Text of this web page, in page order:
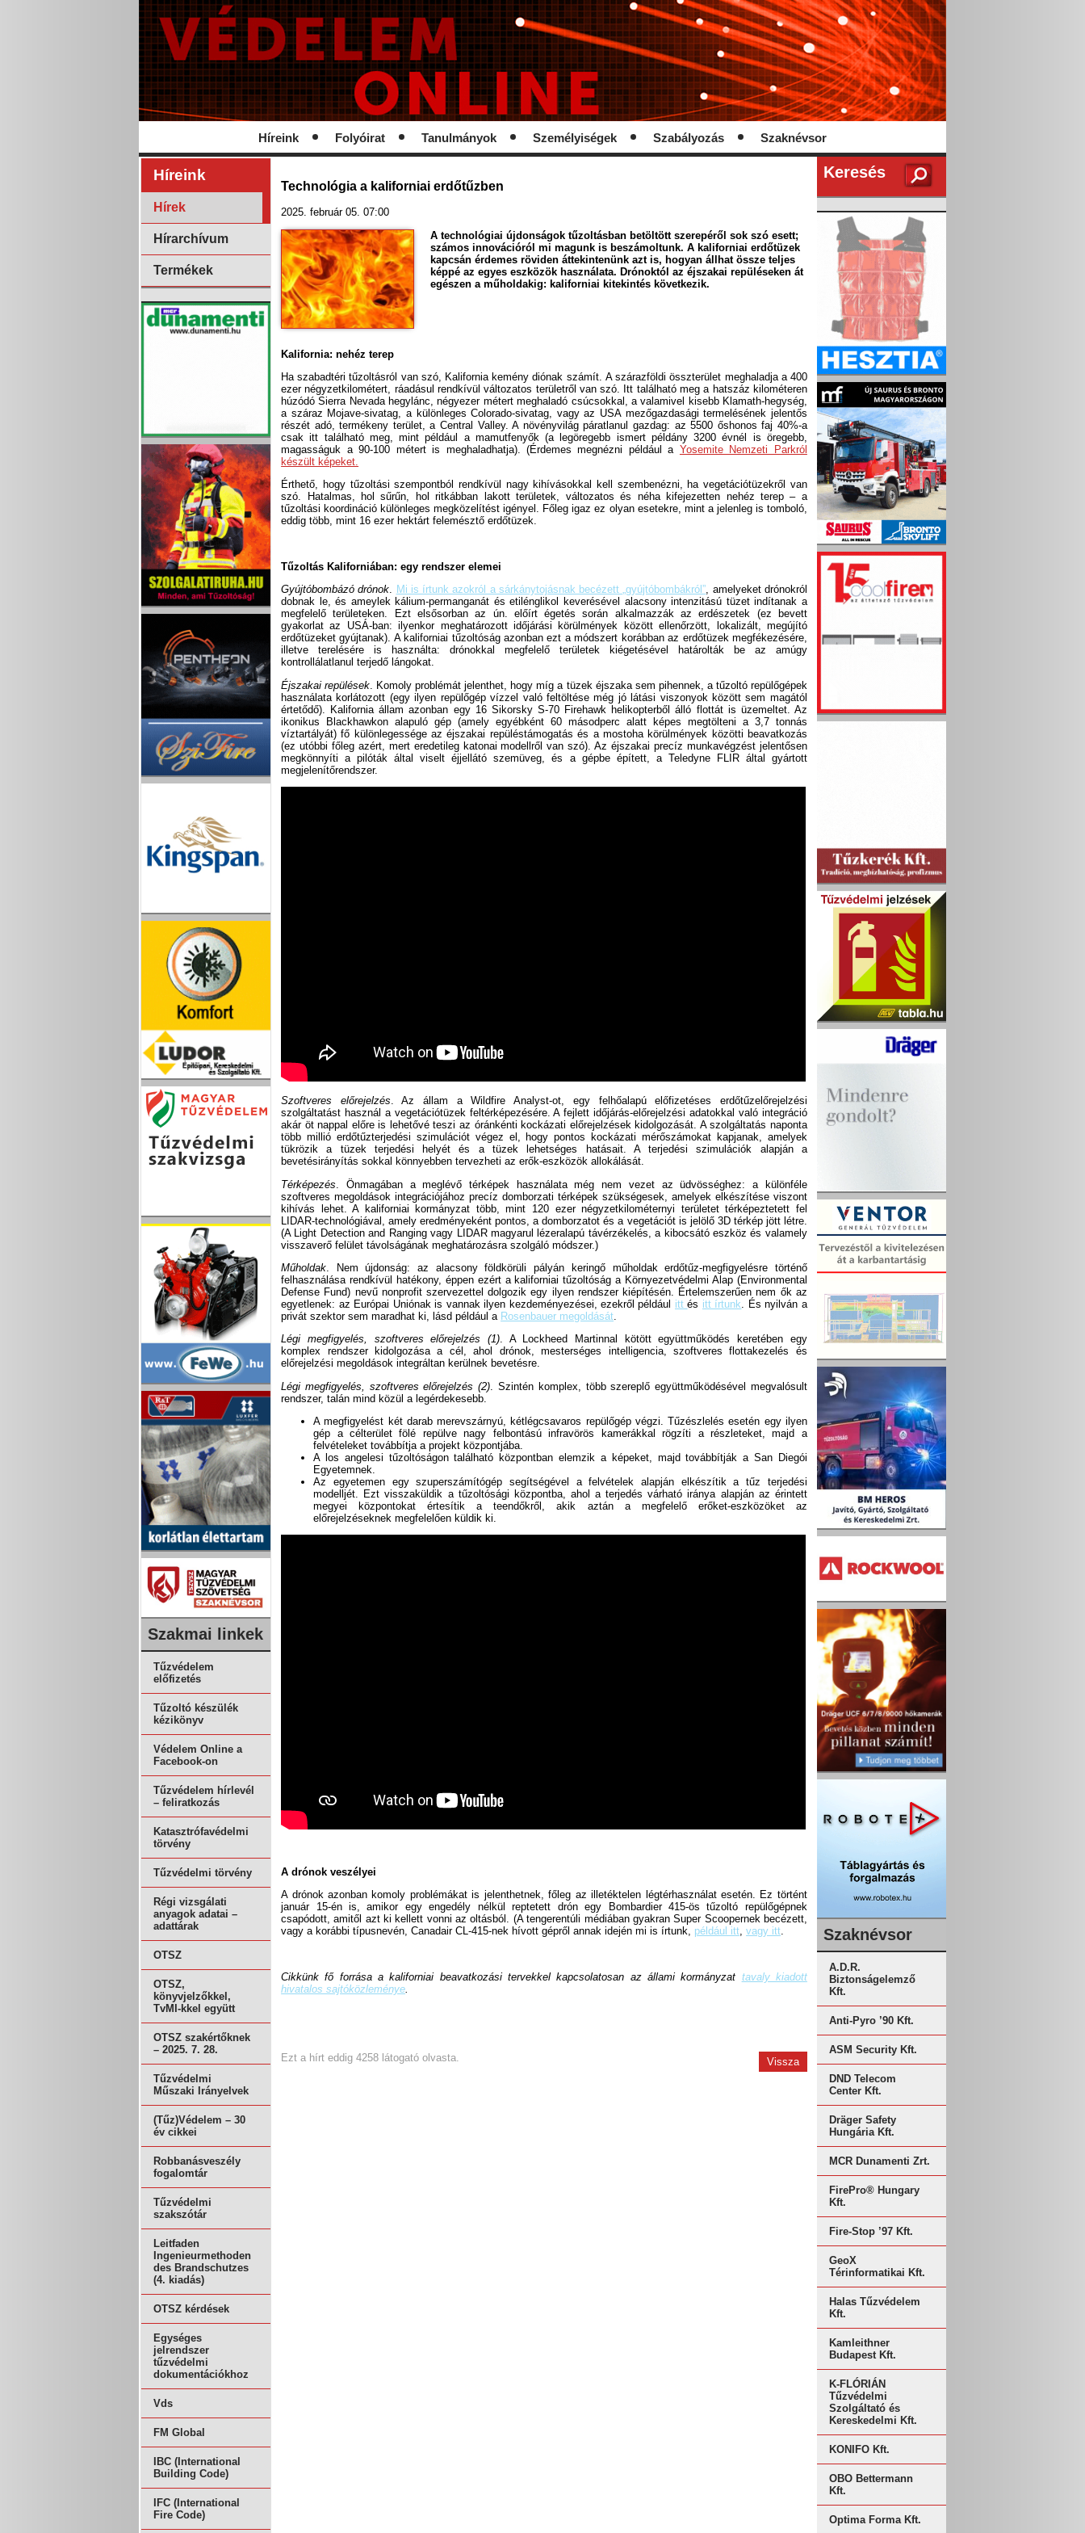
Híreink Folyóirat Tanulmányok Személyiségek Szabályozás Szaknévsor
Híreink
Hírek
Hírarchívum
Termékek
Szakmai linkek
Tűzvédelem
előfizetés
Tűzoltó készülék
kézikönyv
Védelem Online a
Facebook-on
Tűzvédelem hírlevél
– feliratkozás
Katasztrófavédelmi
törvény
Tűzvédelmi törvény
Régi vizsgálati
anyagok adatai –
adattárak
OTSZ
OTSZ,
könyvjelzőkkel,
TvMI-kkel együtt
OTSZ szakértőknek
– 2025. 7. 28.
Tűzvédelmi
Műszaki Irányelvek
(Tűz)Védelem – 30
év cikkei
Robbanásveszély
fogalomtár
Tűzvédelmi
szakszótár
Leitfaden
Ingenieurmethoden
des Brandschutzes
(4. kiadás)
OTSZ kérdések
Egységes
jelrendszer
tűzvédelmi
dokumentációkhoz
Vds
FM Global
IBC (International
Building Code)
IFC (International
Fire Code)
Technológia a kaliforniai erdőtűzben
2025. február 05. 07:00
A technológiai újdonságok tűzoltásban betöltött szerepéről sok szó esett;
számos innovációról mi magunk is beszámoltunk. A kaliforniai erdőtüzek
kapcsán érdemes röviden áttekintenünk azt is, hogyan állhat össze teljes
képpé az egyes eszközök használata. Drónoktól az éjszakai repüléseken át
egészen a műholdakig: kaliforniai kitekintés következik.
Kalifornia: nehéz terep
Ha szabadtéri tűzoltásról van szó, Kalifornia kemény diónak számít. A szárazföldi összterület meghaladja a 400
ezer négyzetkilométert, ráadásul rendkívül változatos területről van szó. Itt található meg a hatszáz kilométeren
húzódó Sierra Nevada hegylánc, négyezer métert meghaladó csúcsokkal, a valamivel kisebb Klamath-hegység,
a száraz Mojave-sivatag, a különleges Colorado-sivatag, vagy az USA mezőgazdasági termelésének jelentős
részét adó, termékeny terület, a Central Valley. A növényvilág páratlanul gazdag: az 5500 őshonos faj 40%-a
csak itt található meg, mint például a mamutfenyők (a legöregebb ismert példány 3200 évnél is öregebb,
magasságuk a 90-100 métert is meghaladhatja). (Érdemes megnézni például a Yosemite Nemzeti Parkról
készült képeket.
Érthető, hogy tűzoltási szempontból rendkívül nagy kihívásokkal kell szembenézni, ha vegetációtüzekről van
szó. Hatalmas, hol sűrűn, hol ritkábban lakott területek, változatos és néha kifejezetten nehéz terep – a
tűzoltási koordináció különleges megközelítést igényel. Főleg igaz ez olyan esetekre, mint a jelenleg is tomboló,
eddig több, mint 16 ezer hektárt felemésztő erdőtüzek.
Tűzoltás Kaliforniában: egy rendszer elemei
Gyújtóbombázó drónok. Mi is írtunk azokról a sárkánytojásnak becézett „gyújtóbombákról”, amelyeket drónokról
dobnak le, és ameylek kálium-permanganát és etilénglikol keverésével alacsony intenzitású tüzet indítanak a
megfelelő területeken. Ezt elsősorban az ún. előírt égetés során alkalmazzák az erdészetek (ez bevett
gyakorlat az USÁ-ban: ilyenkor meghatározott időjárási körülmények között ellenőrzött, lokalizált, megújító
erdőtüzeket gyújtanak). A kaliforniai tűzoltóság azonban ezt a módszert korábban az erdőtüzek megfékezésére,
illetve terelésére is használta: drónokkal megfelelő területek kiégetésével határolták be az amúgy
kontrollálatlanul terjedő lángokat.
Éjszakai repülések . Komoly problémát jelenthet, hogy míg a tüzek éjszaka sem pihennek, a tűzoltó repülőgépek
használata korlátozott (egy ilyen repülőgép vízzel való feltöltése még jó látási viszonyok között sem magától
értetődő). Kalifornia állam azonban egy 16 Sikorsky S-70 Firehawk helikopterből álló flottát is üzemeltet. Az
ikonikus Blackhawkon alapuló gép (amely egyébként 60 másodperc alatt képes megtölteni a 3,7 tonnás
víztartályát) fő különlegessége az éjszakai repüléstámogatás és a mostoha körülmények közötti beavatkozás
(ez utóbbi főleg azért, mert eredetileg katonai modellről van szó). Az éjszakai precíz munkavégzést jelentősen
megkönnyíti a pilóták által viselt éjjellátó szemüveg, és a gépbe épített, a Teledyne FLIR által gyártott
megjelenítőrendszer.
Szoftveres előrejelzés. Az állam a Wildfire Analyst-ot, egy felhőalapú előfizetéses erdőtűzelőrejelzési
szolgáltatást használ a vegetációtüzek feltérképezésére. A fejlett időjárás-előrejelzési adatokkal való integráció
akár öt nappal előre is lehetővé teszi az óránkénti kockázati előrejelzések kidolgozását. A szolgáltatás naponta
több millió erdőtűzterjedési szimulációt végez el, hogy pontos kockázati mérőszámokat kapjanak, amelyek
tükrözik a tüzek terjedési helyét és a tüzek lehetséges hatásait. A terjedési szimulációk alapján a
bevetésirányítás sokkal könnyebben tervezheti az erők-eszközök allokálását.
Térképezés . Önmagában a meglévő térképek használata még nem vezet az üdvösséghez: a különféle
szoftveres megoldások integrációjához precíz domborzati térképek szükségesek, amelyek elkészítése viszont
kihívás lehet. A kaliforniai kormányzat több, mint 120 ezer négyzetkilométernyi területet térképeztetett fel
LIDAR-technológiával, amely eredményeként pontos, a domborzatot és a vegetációt is jelölő 3D térkép jött létre.
(A Light Detection and Ranging vagy LIDAR magyarul lézeralapú távérzékelés, a kibocsátó eszköz és valamely
visszaverő felület távolságának meghatározásra szolgáló módszer.)
Műholdak . Nem újdonság: az alacsony földkörüli pályán keringő műholdak erdőtűz-megfigyelésre történő
felhasználása rendkívül hatékony, éppen ezért a kaliforniai tűzoltóság a Környezetvédelmi Alap (Environmental
Defense Fund) nevű nonprofit szervezettel dolgozik egy ilyen rendszer kiépítésén. Értelemszerűen nem ők az
egyetlenek: az Európai Uniónak is vannak ilyen kezdeményezései, ezekről például ittés itt írtunk . És nyilván a
privát szektor sem maradhat ki, lásd például a Rosenbauer megoldását
Légi megfigyelés, szoftveres előrejelzés (1). A Lockheed Martinnal kötött együttműködés keretében egy
komplex rendszer kidolgozása a cél, ahol drónok, mesterséges intelligencia, szoftveres flottakezelés és
előrejelzési megoldások integráltan kerülnek bevetésre.
Légi megfigyelés, szoftveres előrejelzés (2) . Szintén komplex, több szereplő együttműködésével megvalósult
rendszer, talán mind közül a legérdekesebb.
A megfigyelést két darab merevszárnyú, kétlégcsavaros repülőgép végzi. Tűzészlelés esetén egy ilyen
gép a célterület fölé repülve nagy felbontású infravörös kamerákkal rögzíti a részleteket, majd a
felvételeket továbbítja a projekt központjába.
A los angelesi tűzoltóságon található központban elemzik a képeket, majd továbbítják a San Diegói
Egyetemnek.
Az egyetemen egy szuperszámítógép segítségével a felvételek alapján elkészítik a tűz terjedési
modelljét. Ezt visszaküldik a tűzoltósági központba, ahol a terjedés várható iránya alapján az érintett
megyei központokat értesítik a teendőkről, akik aztán a megfelelő erőket-eszközöket az
előrejelzéseknek megfelelően küldik ki.
A drónok veszélyei
A drónok azonban komoly problémákat is jelenthetnek, főleg az illetéktelen légtérhasználat esetén. Ez történt
január 15-én is, amikor egy engedély nélkül reptetett drón egy Bombardier 415-ös tűzoltó repülőgépnek
csapódott, amitől azt ki kellett vonni az oltásból. (A tengerentúli médiában gyakran Super Scoopernek becézett,
vagy a korábbi típusnevén, Canadair CL-415-nek hívott gépről annak idején mi is írtunk, például itt,vagy itt.
Cikkünk fő forrása a kaliforniai beavatkozási tervekkel kapcsolatosan az állami kormányzat tavaly kiadott
hivatalos sajtóközleménye
Vissza
Ezt a hírt eddig 4258 látogató olvasta.
Keresés
Szaknévsor
A.D.R.
Biztonságelemző
Kft.
Anti-Pyro ’90 Kft.
ASM Security Kft.
DND Telecom
Center Kft.
Dräger Safety
Hungária Kft.
MCR Dunamenti Zrt.
FirePro® Hungary
Kft.
Fire-Stop ’97 Kft.
GeoX
Térinformatikai Kft.
Halas Tűzvédelem
Kft.
Kamleithner
Budapest Kft.
K-FLÓRIÁN
Tűzvédelmi
Szolgáltató és
Kereskedelmi Kft.
KONIFO Kft.
OBO Bettermann
Kft.
Optima Forma Kft.